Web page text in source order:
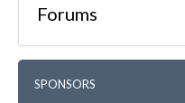
Forums
SPONSORS